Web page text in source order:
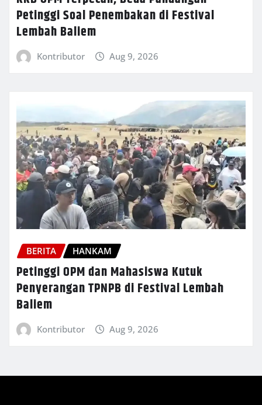
Petinggi Soal Penembakan di Festival
Lembah Baliem
Kontributor Aug 9, 2026
BERITA HANKAM
Petinggi OPM dan Mahasiswa Kutuk
Penyerangan TPNPB di Festival Lembah
Baliem
Kontributor Aug 9, 2026